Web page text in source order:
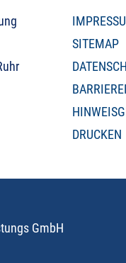
SITEMAP
DRUCKEN
GmbH